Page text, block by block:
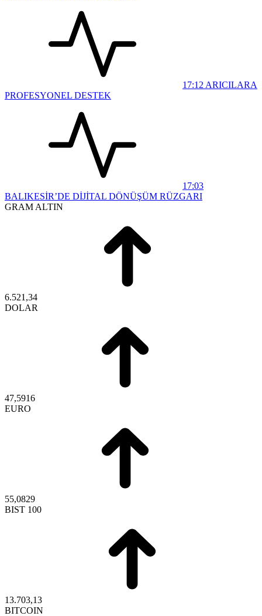
17:12 ARICILARA
PROFESYONEL DESTEK
17:03
BALIKESİR’DE DİJİTAL DÖNÜŞÜM RÜZGARI
GRAM ALTIN
6.521,34
DOLAR
47,5916
EURO
55,0829
BIST 100
13.703,13
BITCOIN